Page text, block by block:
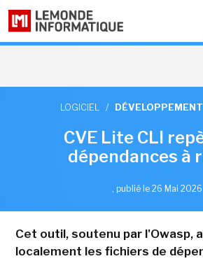
LOGICIEL /
CVE Lite CLI
dépendances à
, publié le 26 Mai 2026
Cet outil, soutenu par l'Owasp,
localement les fichiers de